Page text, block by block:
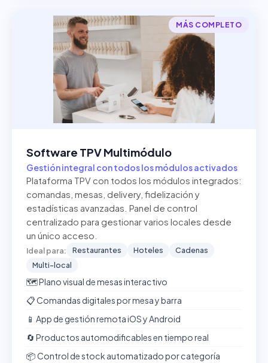
MÁS COMPLETO
Software TPV Multimódulo
Gestión integral con todos los módulos activados
Plataforma TPV con todos los módulos integrados:
comandas, mesas, delivery, fidelización y
estadísticas avanzadas. Panel de control
centralizado para gestionar varios locales desde
un único acceso.
Ideal para: Restaurantes Hoteles
Cadenas
Multi-local
🗺️ Plano visual de mesas interactivo
📋 Comandas digitales por mesa y barra
📱 App de gestión remota iOS y Android
🔄 Productos automodificables en tiempo real
📦 Control de stock automatizado por categoría